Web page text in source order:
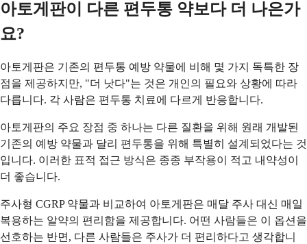
아토게판이 다른 편두통 약보다 더 나은가
요?
아토게판은 기존의 편두통 예방 약물에 비해 몇 가지 독특한 장
점을 제공하지만, "더 낫다"는 것은 개인의 필요와 상황에 따라
다릅니다. 각 사람은 편두통 치료에 다르게 반응합니다.
아토게판의 주요 장점 중 하나는 다른 질환을 위해 원래 개발된
기존의 예방 약물과 달리 편두통을 위해 특별히 설계되었다는 것
입니다. 이러한 표적 접근 방식은 종종 부작용이 적고 내약성이
더 좋습니다.
주사형 CGRP 약물과 비교하여 아토게판은 매달 주사 대신 매일
복용하는 알약의 편리함을 제공합니다. 어떤 사람들은 이 옵션을
선호하는 반면, 다른 사람들은 주사가 더 편리하다고 생각합니